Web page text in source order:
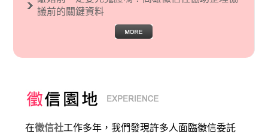
議前的關鍵資料
在徵信社工作多年，我們發現許多人面臨徵信委託